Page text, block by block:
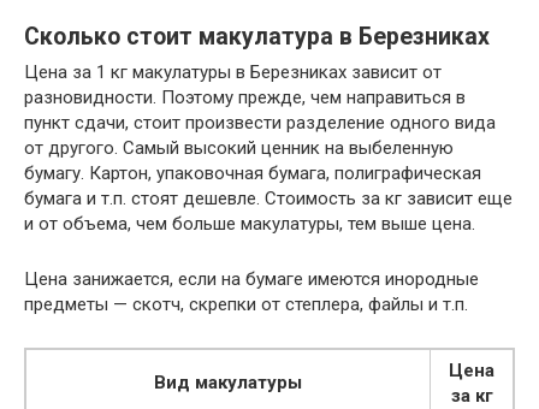
Сколько стоит макулатура в Березниках
Цена за 1 кг макулатуры в Березниках зависит от
разновидности. Поэтому прежде, чем направиться в
пункт сдачи, стоит произвести разделение одного вида
от другого. Самый высокий ценник на выбеленную
бумагу. Картон, упаковочная бумага, полиграфическая
бумага и т.п. стоят дешевле. Стоимость за кг зависит еще
и от объема, чем больше макулатуры, тем выше цена.
Цена занижается, если на бумаге имеются инородные
предметы — скотч, скрепки от степлера, файлы и т.п.
Вид макулатуры
Цена
за кг